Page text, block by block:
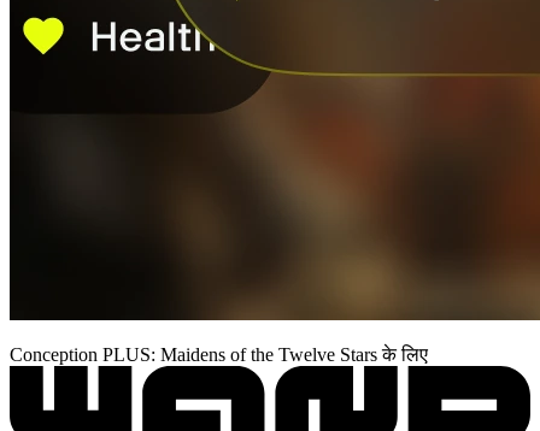
Conception PLUS: Maidens of the Twelve Stars के लिए